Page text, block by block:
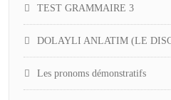
TEST GRAMMAIRE 3
DOLAYLI ANLATIM (LE
Les pronoms démonstratifs